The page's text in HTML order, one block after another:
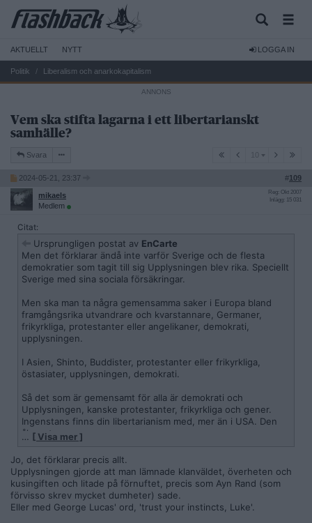
AKTUELLT NYTT LOGGA IN
Politik Liberalism och anarkokapitalism
Vem ska stifta lagarna i ett libertarianskt
samhälle?
Svara
2024-05-21, 23:37 #109
mikaels
Medlem
Reg: Okt 2007
Inlägg: 15 031
Citat:
Ursprungligen postat av EnCarte
Men det förklarar ändå inte varför Sverige och de flesta
demokratier som tagit till sig Upplysningen blev rika. Speciellt
Sverige med sina sociala försäkringar.
Men ska man ta några gemensamma saker i Europa bland
framgångsrika utvandrare och kvarstannare, Germaner,
frikyrkliga, protestanter eller angelikaner, demokrati,
upplysningen.
I Asien, Shinto, Buddister, protestanter eller frikyrkliga,
östasiater, upplysningen, demokrati.
Så det som är gemensamt för alla är demokrati och
Upplysningen, kanske protestanter, frikyrkliga och gener.
Ingenstans finns din libertarianism med, mer än i USA. Den
åker ut.
Katolicism som religion får ses som något negativt.
Har läst några SF böcker av Heinlein. Frågan är om han blivit
utgallrad idag
… [ Visa mer ]
Jo, det förklarar precis allt.
Upplysningen gjorde att man lämnade klanväldet, överheten och
kusingiften och litade på förnuftet, precis som Ayn Rand (som
förvisso skrev mycket dumheter) sade.
Eller med George Lucas' ord, 'trust your instincts, Luke'.